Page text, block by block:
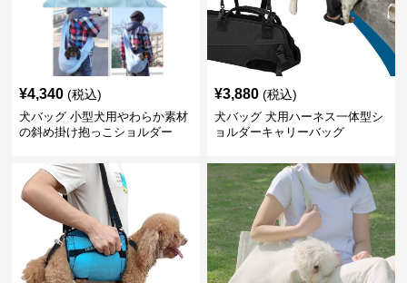
¥4,340 (税込)
犬バッグ 小型犬用やわらか素材
の斜め掛け抱っこショルダー
¥3,880 (税込)
犬バッグ 犬用ハーネス一体型シ
ョルダーキャリーバッグ